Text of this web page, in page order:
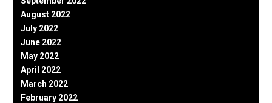
August 2022
July 2022
June 2022
May 2022
April 2022
March 2022
February 2022